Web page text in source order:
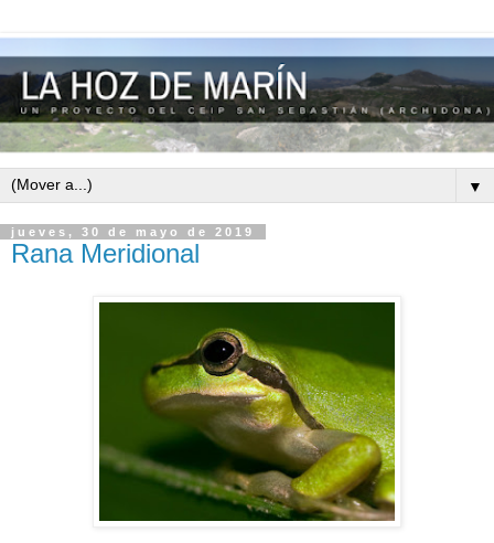
▼
jueves, 30 de mayo de 2019
Rana Meridional